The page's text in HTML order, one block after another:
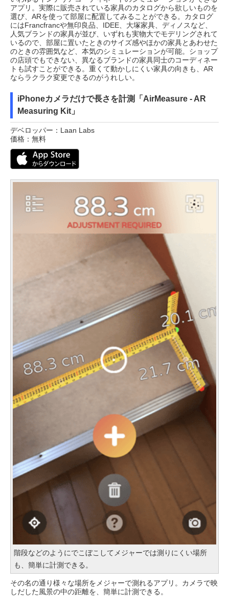
アプリ。実際に販売されている家具のカタログから欲しいものを
選び、ARを使って部屋に配置してみることができる。カタログ
にはFrancfrancや無印良品、IDEE、大塚家具、ディノスなど、
人気ブランドの家具が並び、いずれも実物大でモデリングされて
いるので、部屋に置いたときのサイズ感やほかの家具とあわせた
のときの雰囲気など、本気のシミュレーションが可能。ショップ
の店頭でもできない、異なるブランドの家具同士のコーディネー
トも試すことができる。重くて動かしにくい家具の向きも、AR
ならラクラク変更できるのがうれしい。
iPhoneカメラだけで長さを計測「AirMeasure - AR
Measuring Kit」
デベロッパー：Laan Labs
価格：無料
階段などのようにでこぼこしてメジャーでは測りにくい場所
も、簡単に計測できる。
その名の通り様々な場所をメジャーで測れるアプリ。カメラで映
しだした風景の中の距離を、簡単に計測できる。